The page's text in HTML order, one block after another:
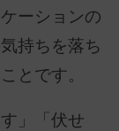
ーションの
持ちを落ち
とです。
」「伏せ